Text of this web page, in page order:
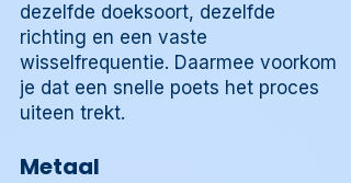
dezelfde doeksoort, dezelfde
richting en een vaste
wisselfrequentie. Daarmee voorkom
je dat een snelle poets het proces
uiteen trekt.
Metaal